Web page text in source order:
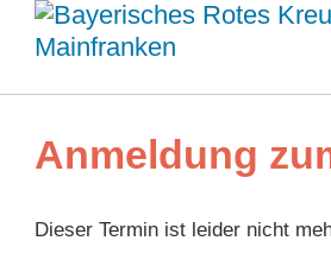
Anmeldung
Dieser Termin ist leider nicht